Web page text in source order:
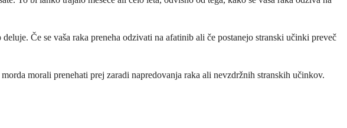
Če se vaša raka preneha odzivati na afatinib ali če postanejo stranski učinki preveč
morali prenehati prej zaradi napredovanja raka ali nevzdržnih stranskih učinkov.